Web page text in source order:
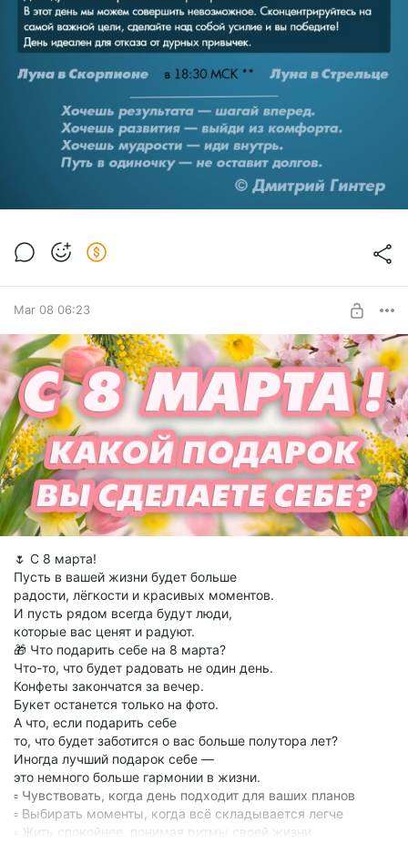
Mar 08 06:23
🌷 С 8 марта!
Пусть в вашей жизни будет больше
радости, лёгкости и красивых моментов.
И пусть рядом всегда будут люди,
которые вас ценят и радуют.
🎁 Что подарить себе на 8 марта?
Что-то, что будет радовать не один день.
Конфеты закончатся за вечер.
Букет останется только на фото.
А что, если подарить себе
то, что будет заботится о вас больше полутора лет?
Иногда лучший подарок себе —
это немного больше гармонии в жизни.
▫️ Чувствовать, когда день подходит для ваших планов
▫️ Выбирать моменты, когда всё складывается легче
▫️ Жить спокойнее, понимая ритмы своей жизни